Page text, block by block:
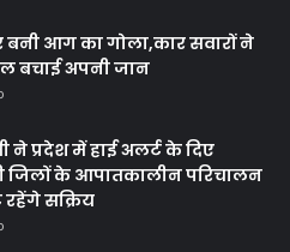
बनी आग का गोला,कार सवारों ने
बचाई अपनी जान
ने प्रदेश में हाई अलर्ट के दिए
जिलों के आपातकालीन परिचालन
रहेंगे सक्रिय